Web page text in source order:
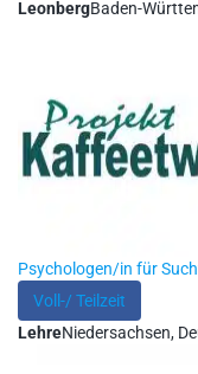
LeonbergBaden-
Psychologen/in für
Voll-/ Teilzeit
LehreNiedersachsen,